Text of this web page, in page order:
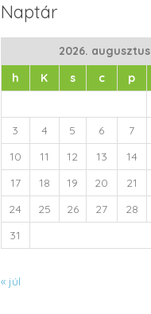
Naptár
2026. augusztus
h
K s c p
3
4 5 6 7
10
11 12 13 14
17
18 19 20 21
24
25 26 27 28
31
« júl